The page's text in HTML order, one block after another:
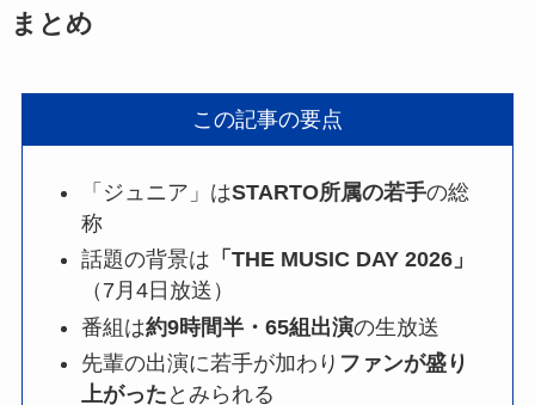
まとめ
この記事の要点
「ジュニア」はSTARTO所属の若手の総
称
話題の背景は 「THE MUSIC DAY 2026」
（7月4日放送）
番組は約9時間半・65組出演の生放送
先輩の出演に若手が加わり ファンが盛り
上がった とみられる